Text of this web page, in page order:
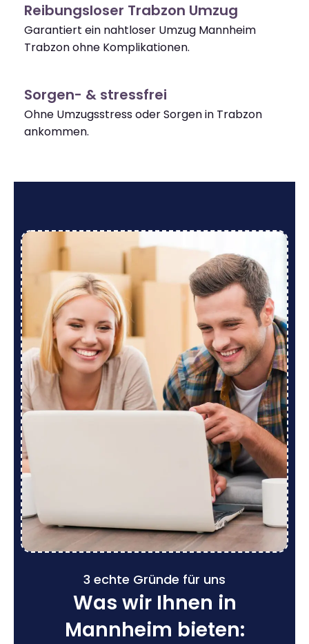
Reibungsloser Trabzon Umzug
Garantiert ein nahtloser Umzug Mannheim
Trabzon ohne Komplikationen.
Sorgen- & stressfrei
Ohne Umzugsstress oder Sorgen in Trabzon
ankommen.
3 echte Gründe für uns
Was wir Ihnen in
Mannheim bieten: